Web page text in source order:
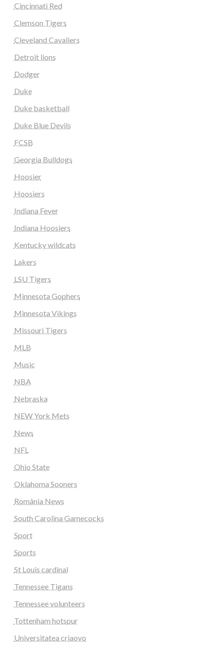
Cincinnati Red
Clemson Tigers
Cleveland Cavaliers
Detroit lions
Dodger
Duke
Duke basketball
Duke Blue Devils
FCSB
Georgia Bulldogs
Hoosier
Hoosiers
Indiana Fever
Indiana Hoosiers
Kentucky wildcats
Lakers
LSU Tigers
Minnesota Gophers
Minnesota Vikings
Missouri Tigers
MLB
Music
NBA
Nebraska
NEW York Mets
News
NFL
Ohio State
Oklahoma Sooners
România News
South Carolina Gamecocks
Sport
Sports
St Louis cardinal
Tennessee Tigans
Tennessee volunteers
Tottenham hotspur
Universitatea criaovo